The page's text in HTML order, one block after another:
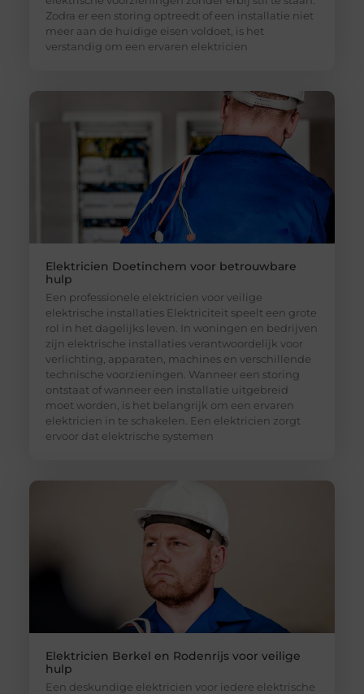
Zodra er een storing optreedt of een installatie niet
meer aan de huidige eisen voldoet, is het
verstandig om een ervaren elektricien
Elektricien Doetinchem voor betrouwbare
hulp
Een professionele elektricien voor veilige
elektrische installaties Elektriciteit speelt een grote
rol in het dagelijks leven. In woningen en bedrijven
zijn elektrische installaties verantwoordelijk voor
verlichting, apparaten, machines en verschillende
technische voorzieningen. Wanneer een storing
ontstaat of wanneer een installatie uitgebreid
moet worden, is het belangrijk om een ervaren
elektricien in te schakelen. Een elektricien zorgt
ervoor dat elektrische systemen
Elektricien Berkel en Rodenrijs voor veilige
hulp
Een deskundige elektricien voor iedere elektrische